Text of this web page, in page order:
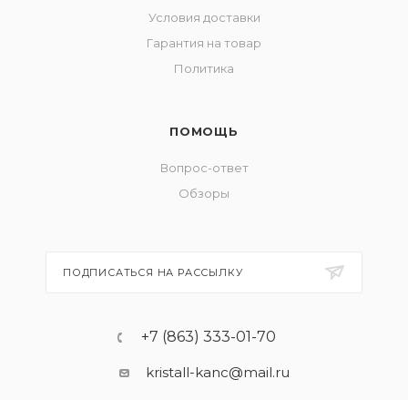
Условия доставки
Гарантия на товар
Политика
ПОМОЩЬ
Вопрос-ответ
Обзоры
ПОДПИСАТЬСЯ НА РАССЫЛКУ
+7 (863) 333-01-70
kristall-kanc@mail.ru